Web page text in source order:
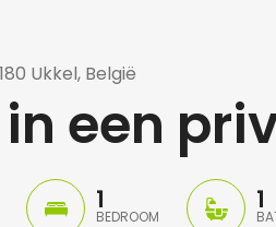
Ukkel, België
een
1
BEDROOM
1